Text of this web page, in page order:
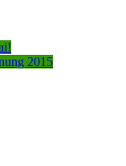
2015